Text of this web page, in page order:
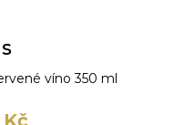
víno 350 ml